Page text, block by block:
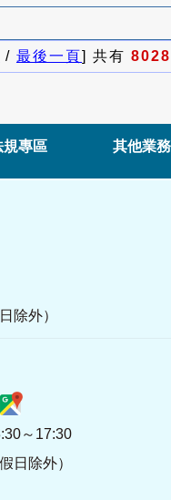
/ 最後一頁] 共有 8028
規專區 其他業務
除外）
～17:30
日除外）